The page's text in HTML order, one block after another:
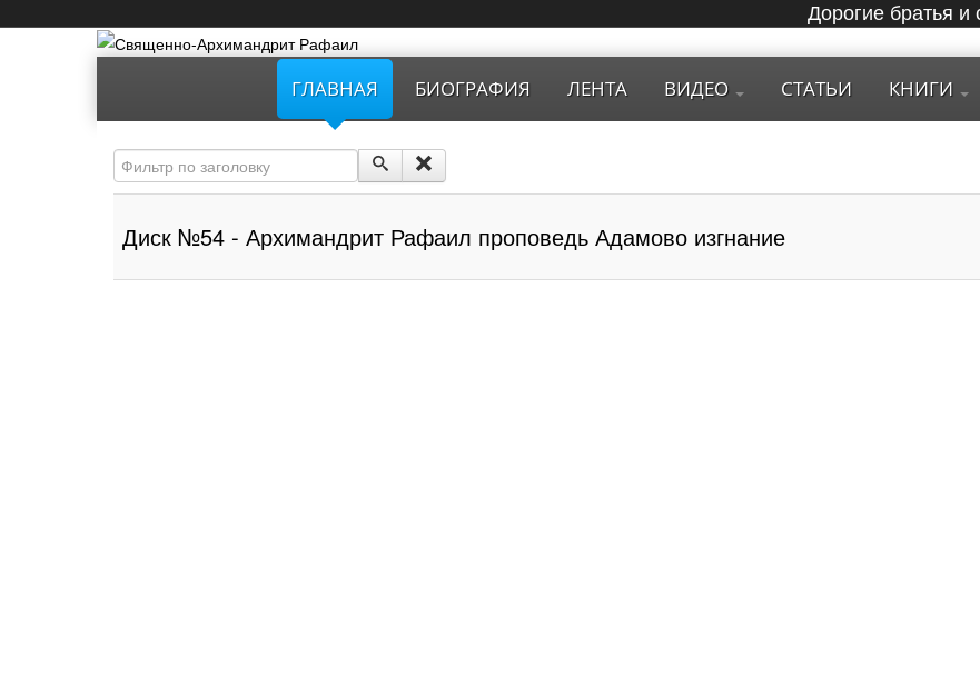
Дорогие братья
ГЛАВНАЯ БИОГРАФИЯ ЛЕНТА ВИДЕО СТАТЬИ КНИГИ
Фильтр по заголовку
Диск №54 - Архимандрит Рафаил проповедь Адамово изгнание